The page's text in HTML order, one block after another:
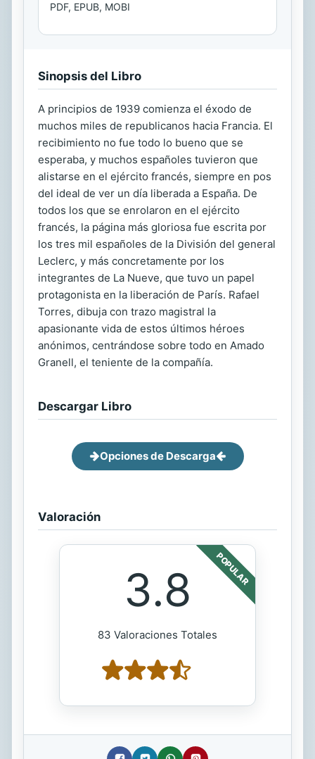
PDF, EPUB, MOBI
Sinopsis del Libro
A principios de 1939 comienza el éxodo de
muchos miles de republicanos hacia Francia. El
recibimiento no fue todo lo bueno que se
esperaba, y muchos españoles tuvieron que
alistarse en el ejército francés, siempre en pos
del ideal de ver un día liberada a España. De
todos los que se enrolaron en el ejército
francés, la página más gloriosa fue escrita por
los tres mil españoles de la División del general
Leclerc, y más concretamente por los
integrantes de La Nueve, que tuvo un papel
protagonista en la liberación de París. Rafael
Torres, dibuja con trazo magistral la
apasionante vida de estos últimos héroes
anónimos, centrándose sobre todo en Amado
Granell, el teniente de la compañía.
Descargar Libro
Opciones de Descarga
Valoración
POPULAR
3.8
83 Valoraciones Totales